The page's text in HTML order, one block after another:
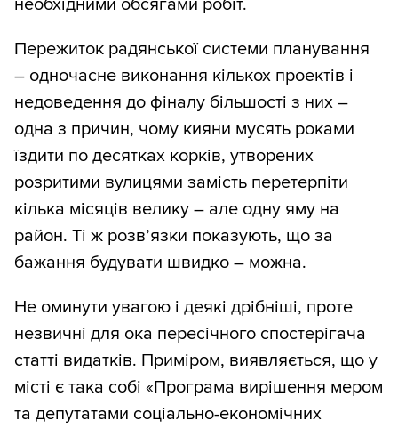
необхідними обсягами робіт.
Пережиток радянської системи планування
– одночасне виконання кількох проектів і
недоведення до фіналу більшості з них –
одна з причин, чому кияни мусять роками
їздити по десятках корків, утворених
розритими вулицями замість перетерпіти
кілька місяців велику – але одну яму на
район. Ті ж розв’язки показують, що за
бажання будувати швидко – можна.
Не оминути увагою і деякі дрібніші, проте
незвичні для ока пересічного спостерігача
статті видатків. Приміром, виявляється, що у
місті є така собі «Програма вирішення мером
та депутатами соціально-економічних